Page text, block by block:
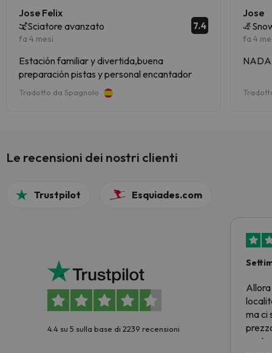
Jose Felix
Sciatore avanzato
fa 4 mesi
7.4
Estación familiar y divertida,buena
preparación pistas y personal encantador
Tradotto da Spagnolo
Jose
fa 4
NADA
Le recensioni dei nostri clienti
Trustpilot Esquiades.com
4.4 su 5 sulla base di 2239 recensioni
Allora
ma ci